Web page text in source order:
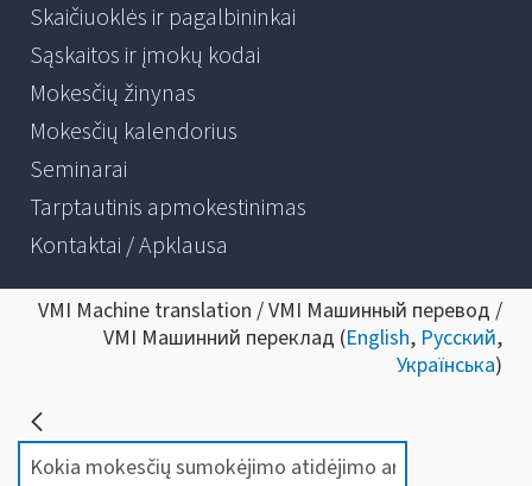
Skaičiuoklės ir pagalbininkai
Sąskaitos ir įmokų kodai
Mokesčių žinynas
Mokesčių kalendorius
Seminarai
Tarptautinis apmokestinimas
Kontaktai / Apklausa
VMI Machine translation / VMI Машинный перевод /
VMI Машинний переклад (English, Русский,
Українська)